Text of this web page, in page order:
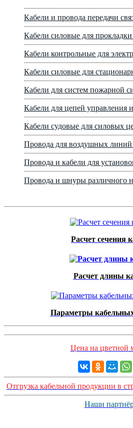
Кабели и провода передачи
Кабели силовые для
Кабели контрольные для
Кабели силовые для
Кабели для систем пожарной
Кабели для цепей управления
Кабели судовые для силовых
Провода для воздушных линий
Провода и кабели для
Провода и шнуры различного
Расчет сечения
Расчет длины
Параметры
Цена на цветной
Отгрузка кабельной продукции в
Наши